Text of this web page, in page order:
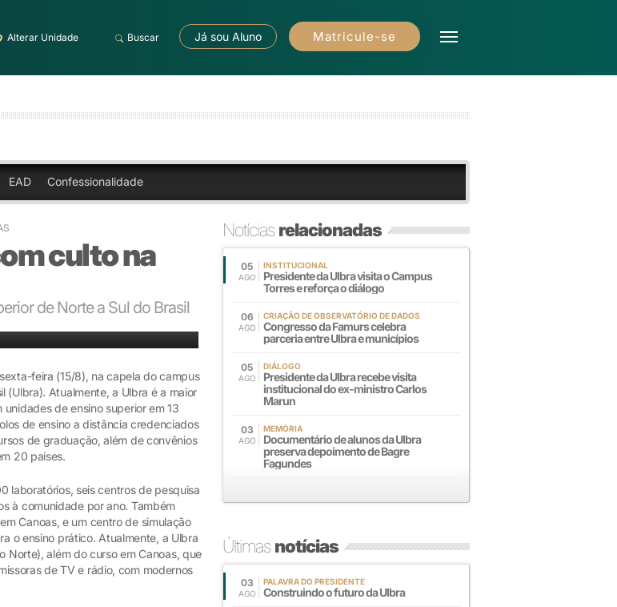
Alterar Unidade Buscar Já sou Aluno Matricule-se
EAD Confessionalidade
culto na
de Norte a Sul do Brasil
feira (15/8), na capela do campus
(Ulbra). Atualmente, a Ulbra é a maior
de ensino superior em 13
de ensino a distância credenciados
de graduação, além de convênios
20 países.
laboratórios, seis centros de pesquisa
à comunidade por ano. Também
Canoas, e um centro de simulação
o ensino prático. Atualmente, a Ulbra
Norte), além do curso em Canoas, que
de TV e rádio, com modernos
Notíciasrelacionadas
05
AGO
INSTITUCIONAL
Presidente da Ulbra visita o Campus
Torres e reforça o diálogo
06
AGO
CRIAÇÃO DE OBSERVATÓRIO DE DADOS
Congresso da Famurs celebra
parceria entre Ulbra e municípios
05
AGO
DIÁLOGO
Presidente da Ulbra recebe visita
institucional do ex-ministro Carlos
Marun
03
AGO
MEMÓRIA
Documentário de alunos da Ulbra
preserva depoimento de Bagre
Fagundes
Últimasnotícias
03
AGO
PALAVRA DO PRESIDENTE
Construindo o futuro da Ulbra